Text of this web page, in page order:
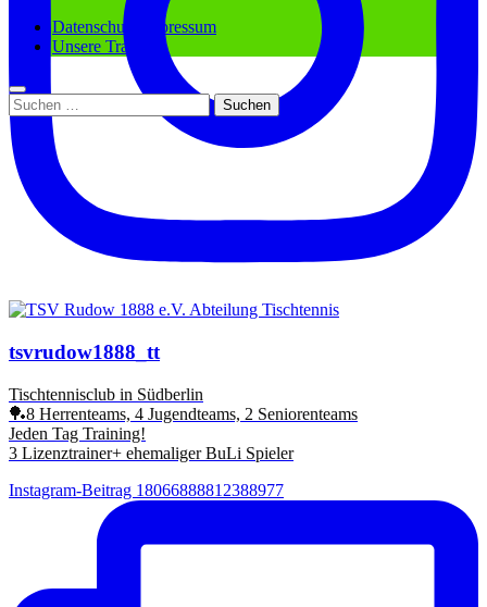
tsvrudow1888_tt
Tischtennisclub in Südberlin
🏓8 Herrenteams, 4 Jugendteams, 2 Seniorenteams
Jeden Tag Training!
3 Lizenztrainer+ ehemaliger BuLi Spieler
Instagram-Beitrag 18066888812388977
Datenschutz/Impressum
Unsere Trainer
Suchen
nach: